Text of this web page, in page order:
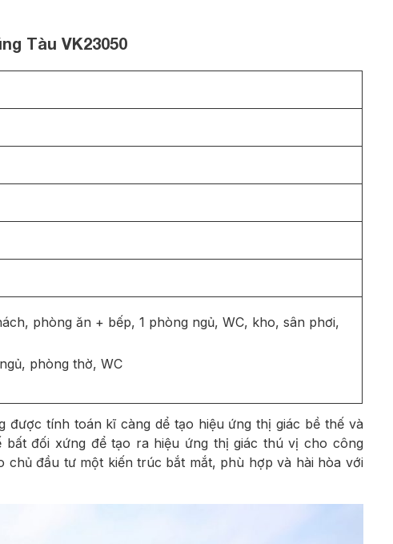
Tàu VK23050
phòng ăn + bếp, 1 phòng ngủ, WC, kho, sân phơi,
phòng thờ, WC
được tính toán kĩ càng dể tạo hiệu ứng thị giác bề thế và
bất đối xứng để tạo ra hiệu ứng thị giác thú vị cho công
chủ đầu tư một kiến trúc bắt mắt, phù hợp và hài hòa với